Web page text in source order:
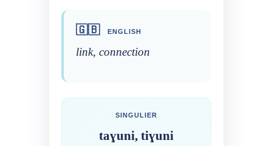
🇬🇧 ENGLISH
link, connection
SINGULIER
taɣuni, tiɣuni